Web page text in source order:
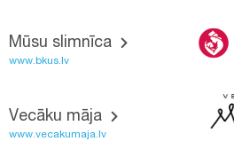
Mūsu slimnīca
www.bkus.lv
Vecāku māja
www.vecakumaja.lv